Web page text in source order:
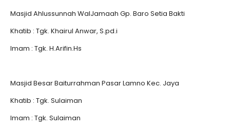
Masjid Ahlussunnah WalJamaah Gp. Baro Setia Bakti
Khatib : Tgk. Khairul Anwar, S.pd.i
Imam : Tgk. H.Arifin.Hs
Masjid Besar Baiturrahman Pasar Lamno Kec. Jaya
Khatib : Tgk. Sulaiman
Imam : Tgk. Sulaiman